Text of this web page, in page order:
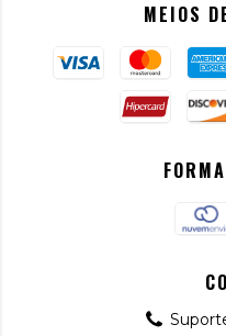
MEIOS